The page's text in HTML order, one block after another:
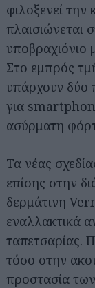
φιλοξενεί
πλαισιώνεται
υποβραχιόνιο
Στο εμπρός
υπάρχουν δύο
για
ασύρματη
Τα νέας
επίσης στην
δερμάτινη
εναλλακτικά
ταπετσαρίας.
τόσο στην
προστασία